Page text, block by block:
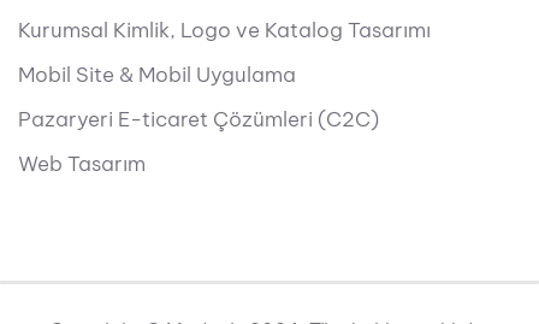
Kurumsal Kimlik, Logo ve Katalog Tasarımı
Mobil Site & Mobil Uygulama
Pazaryeri E-ticaret Çözümleri (C2C)
Web Tasarım